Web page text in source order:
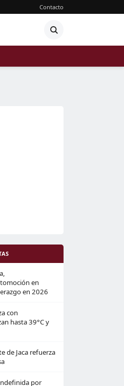
Contacto
en
en 2026
con
hasta 39°C y
de Jaca refuerza
por